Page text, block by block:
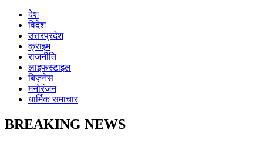
देश
विदेश
उत्तरप्रदेश
क्राइम
राजनीति
लाइफस्टाइल
बिज़नेस
मनोरंजन
धार्मिक समाचार
BREAKING NEWS